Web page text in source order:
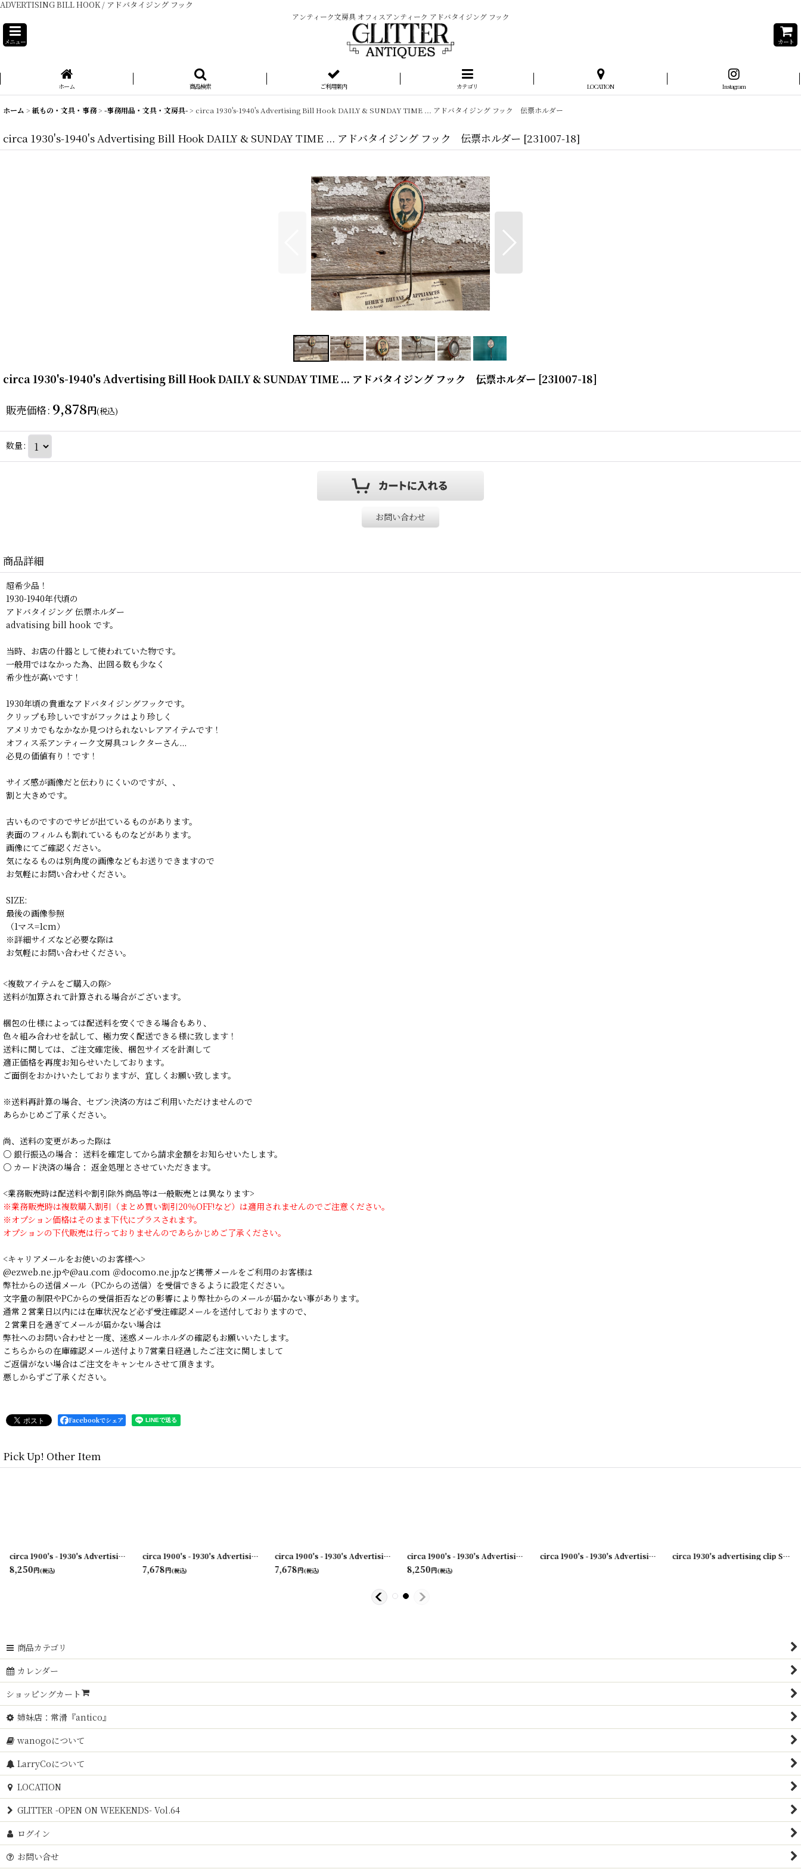
ADVERTISING BILL HOOK / アドバタイジング フック
アンティーク文房具 オフィスアンティーク アドバタイジング フック
メニュー カート
ホーム 商品検索 ご利用案内 カテゴリ LOCATION Instagram
ホーム > 紙もの・文具・事務> -事務用品・文具・文房具-> circa 1930's-1940's Advertising Bill Hook DAILY & SUNDAY TIME ... アドバタイジング フック 伝票ホルダー
circa 1930's-1940's Advertising Bill Hook DAILY & SUNDAY TIME ... アドバタイジング フック 伝票ホルダー [231007-18]
circa 1930's-1940's Advertising Bill Hook DAILY & SUNDAY TIME ... アドバタイジング フック 伝票ホルダー [231007-18]
販売価格: 9,878円(税込)
数量:
お問い合わせ
商品詳細
超希少品！
1930-1940年代頃の
アドバタイジング 伝票ホルダー
advatising bill hook です。
当時、お店の什器として使われていた物です。
一般用ではなかった為、出回る数も少なく
希少性が高いです！
1930年頃の貴重なアドバタイジングフックです。
クリップも珍しいですがフックはより珍しく
アメリカでもなかなか見つけられないレアアイテムです！
オフィス系アンティーク文房具コレクターさん...
必見の価値有り！です！
サイズ感が画像だと伝わりにくいのですが、、
割と大きめです。
古いものですのでサビが出ているものがあります。
表面のフィルムも割れているものなどがあります。
画像にてご確認ください。
気になるものは別角度の画像などもお送りできますので
お気軽にお問い合わせください。
SIZE:
最後の画像参照
（1マス=1cm）
※詳細サイズなど必要な際は
お気軽にお問い合わせください。
<複数アイテムをご購入の際>
送料が加算されて計算される場合がございます。
梱包の仕様によっては配送料を安くできる場合もあり、
色々組み合わせを試して、極力安く配送できる様に致します！
送料に関しては、ご注文確定後、梱包サイズを計測して
適正価格を再度お知らせいたしております。
ご面倒をおかけいたしておりますが、宜しくお願い致します。
※送料再計算の場合、セブン決済の方はご利用いただけませんので
あらかじめご了承ください。
尚、送料の変更があった際は
○ 銀行振込の場合： 送料を確定してから請求金額をお知らせいたします。
○ カード決済の場合： 返金処理とさせていただきます。
<業務販売時は配送料や割引除外商品等は一般販売とは異なります>
※業務販売時は複数購入割引（まとめ買い割引20％OFF!など）は適用されませんのでご注意ください。
※オプション価格はそのまま下代にプラスされます。
オプションの下代販売は行っておりませんのであらかじめご了承ください。
<キャリアメールをお使いのお客様へ>
@ezweb.ne.jpや@au.com ＠docomo.ne.jpなど携帯メールをご利用のお客様は
弊社からの送信メール（PCからの送信）を受信できるように設定ください。
文字量の制限やPCからの受信拒否などの影響により弊社からのメールが届かない事があります。
通常２営業日以内には在庫状況など必ず受注確認メールを送付しておりますので、
２営業日を過ぎてメールが届かない場合は
弊社へのお問い合わせと一度、迷惑メールホルダの確認もお願いいたします。
こちらからの在庫確認メール送付より7営業日経過したご注文に関しまして
ご返信がない場合はご注文をキャンセルさせて頂きます。
悪しからずご了承ください。
Facebookでシェア
Pick Up! Other Item
[231003-04] [231003-03]
circa 1900's - 1930's Advertising Clip COAL AND COKE... [231003-10
8,250円(税込)
circa 1900's - 1930's Advertising Clip NORWICH・UNION... [231003-09
7,678円(税込)
circa 1900's - 1930's Advertising Clip THE F. BISSELL COMPANY [231003-08]
7,678円(税込)
circa 1900's - 1930's Advertising Clip PAPER BOXES... [231003-07]
8,250円(税込)
circa 1900's - 1930's Advertising Clip DINE AT.. [231003-06] circa 1930's advertising clip SUNSHINE BISCUIT
商品カテゴリ
カレンダー
ショッピングカート
姉妹店：常滑『antico』
wanogoについて
LarryCoについて
LOCATION
GLITTER -OPEN ON WEEKENDS- Vol.64
ログイン
お問い合せ